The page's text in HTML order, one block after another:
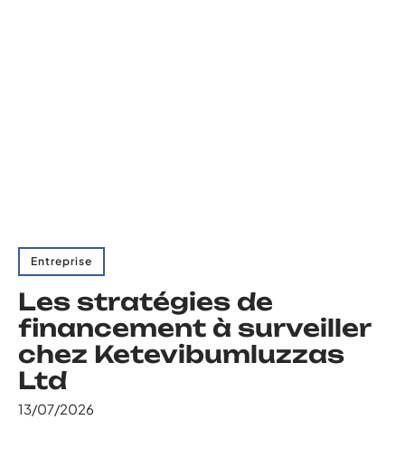
Entreprise
Les stratégies de
financement à surveiller
chez Ketevibumluzzas
Ltd
13/07/2026